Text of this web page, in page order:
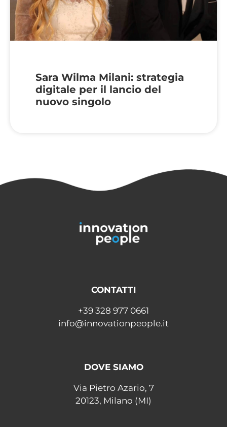
Sara Wilma Milani: strategia
digitale per il lancio del
nuovo singolo
CONTATTI
+39 328 977 0661
info@innovationpeople.it
DOVE SIAMO
Via Pietro Azario, 7
20123, Milano (MI)